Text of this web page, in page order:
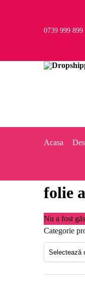
0739 999 899
Acasa
folie
Nu a fost
Categorie